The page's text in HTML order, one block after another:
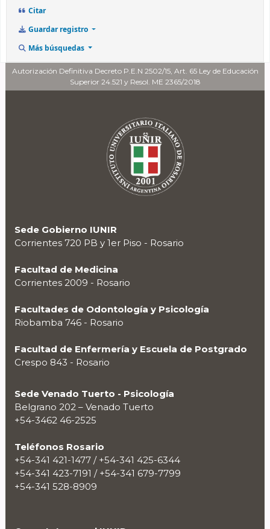
Citar
Guardar registro
Más búsquedas
Autorización Definitiva Decreto P.E.N 2502/15, Art. 65 Ley de Educación
Superior 24.521 y Resol. ME 2365/2018
Sede Gobierno IUNIR
Corrientes 720 PB y 1er Piso - Rosario
Facultad de Medicina
Corrientes 2009 - Rosario
Facultades de Odontología y Psicología
Riobamba 746 - Rosario
Facultad de Enfermería y Escuela de Postgrado
Crespo 843 - Rosario
Sede Venado Tuerto - Psicología
Belgrano 202 – Venado Tuerto
+54-3462 46-2525
Teléfonos Rosario
+54-341 421-1477 / +54-341 425-6344
+54-341 423-7191 / +54-341 679-7799
+54-341 528-8909